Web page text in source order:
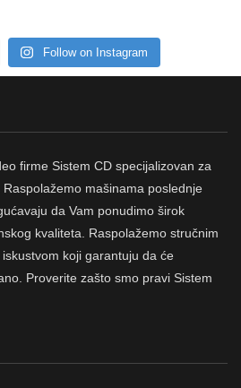
Follow on Instagram
firme Sistem CD specijalizovan za
mašinama poslednje
da Vam ponudimo širok
kvaliteta. Raspolažemo stručnim
koji garantuju da će
Proverite zašto smo pravi Sistem